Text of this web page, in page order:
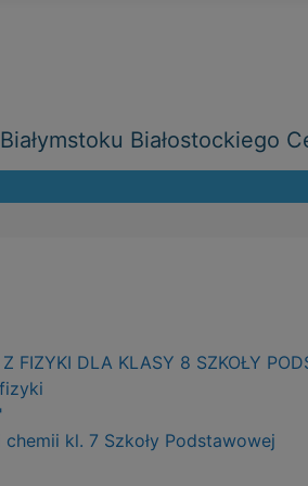
Białostockiego
DLA KLASY 8 SZKOŁY
kl. 7 Szkoły Podstawowej